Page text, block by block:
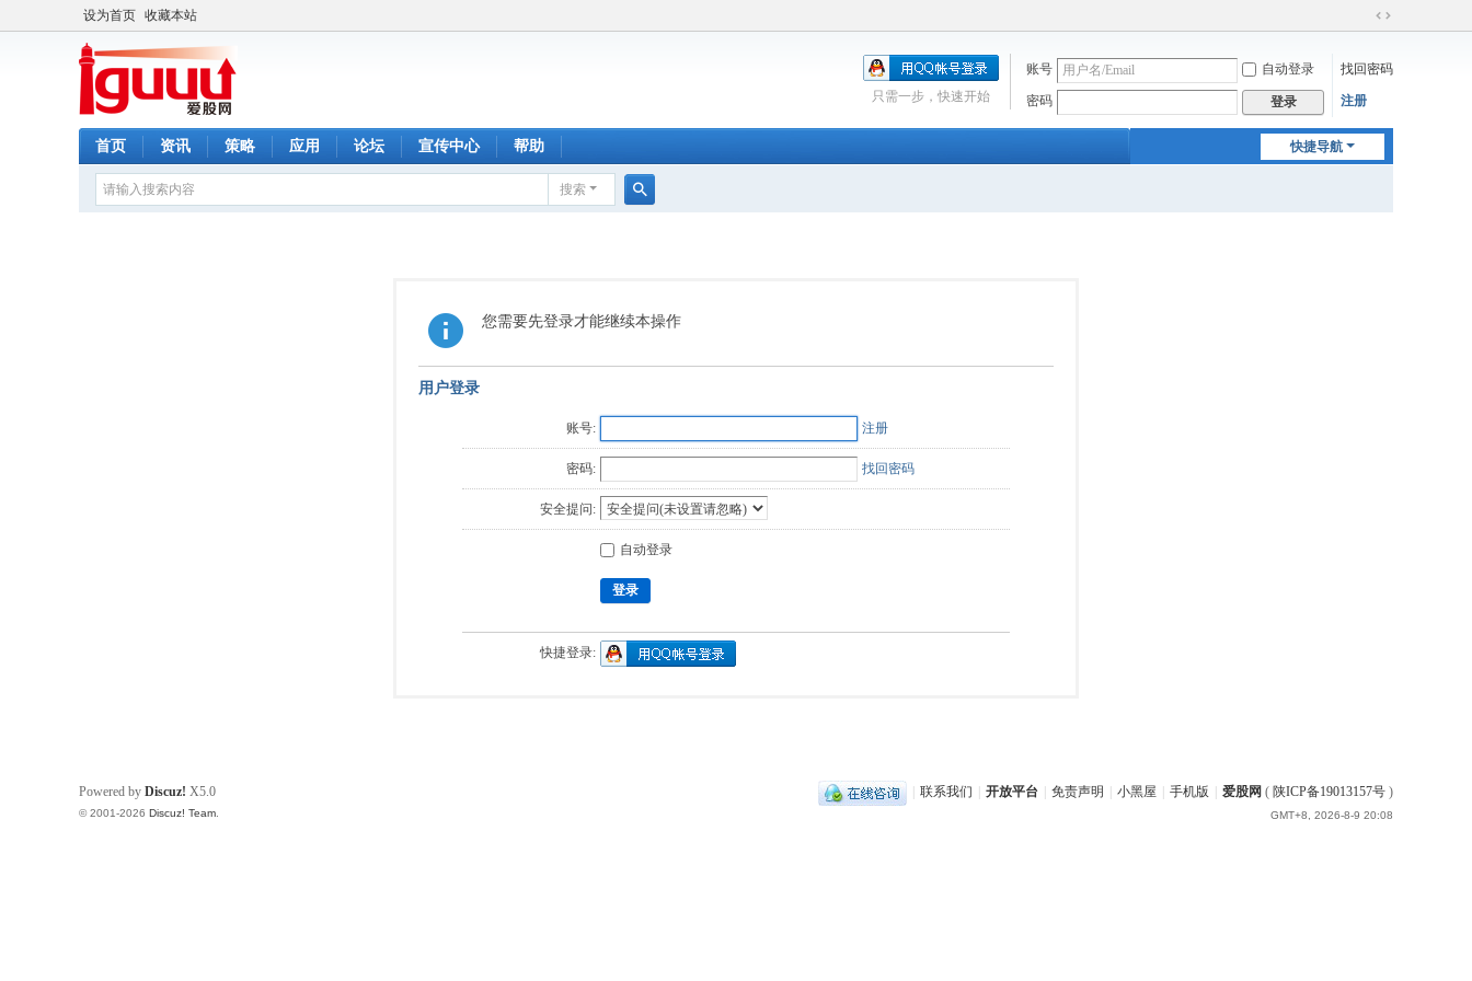
设为首页 收藏本站
切
到
账号 自动登录 找回密码
密码 登录 注册
只需一步，快速开始
快捷导航
首页 资讯 策略 应用 论坛 宣传中心 帮助
搜索
您需要先登录才能继续本操作
用户登录
账号: 注册
密码: 找回密码
安全提问:
自动登录
登录
快捷登录:
联系我们 开放平台 免责声明 小黑屋 手机版 爱股网 ( 陕ICP备19013157号 )
GMT+8, 2026-8-9 20:08
Powered by Discuz! X5.0
© 2001-2026 Discuz! Team